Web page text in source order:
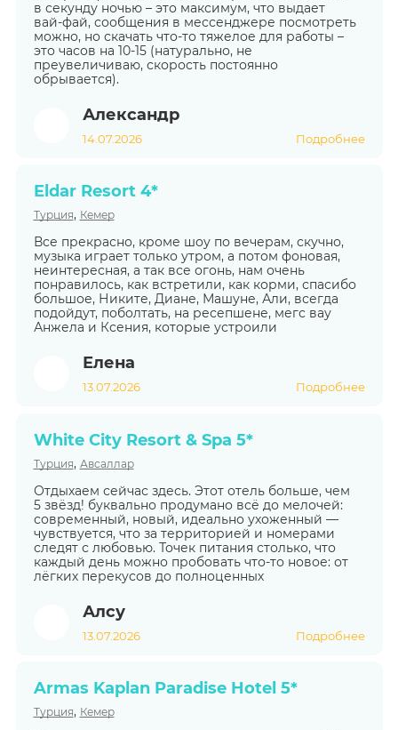
в секунду ночью – это максимум, что выдает
вай-фай, сообщения в мессенджере посмотреть
можно, но скачать что-то тяжелое для работы –
это часов на 10-15 (натурально, не
преувеличиваю, скорость постоянно
обрывается).
Александр
14.07.2026 Подробнее
Eldar Resort 4*
Турция, Кемер
Все прекрасно, кроме шоу по вечерам, скучно,
музыка играет только утром, а потом фоновая,
неинтересная, а так все огонь, нам очень
понравилось, как встретили, как корми, спасибо
большое, Никите, Диане, Машуне, Али, всегда
подойдут, поболтать, на ресепшене, мегс вау
Анжела и Ксения, которые устроили
Елена
13.07.2026 Подробнее
White City Resort & Spa 5*
Турция, Авсаллар
Отдыхаем сейчас здесь. Этот отель больше, чем
5 звёзд! буквально продумано всё до мелочей:
современный, новый, идеально ухоженный —
чувствуется, что за территорией и номерами
следят с любовью. Точек питания столько, что
каждый день можно пробовать что-то новое: от
лёгких перекусов до полноценных
Алсу
13.07.2026 Подробнее
Armas Kaplan Paradise Hotel 5*
Турция, Кемер